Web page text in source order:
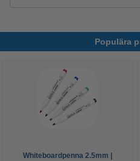
Populära
Whiteboardpenna 2.5mm |